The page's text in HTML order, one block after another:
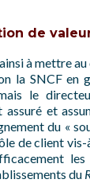
de
à mettre
la SNCF en
le
assuré et
du «
de client
du